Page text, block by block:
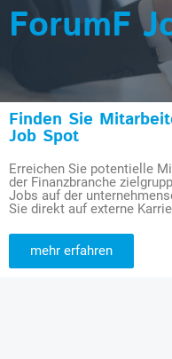
ForumF
Finden Sie
Job Spot
Erreichen Sie potentielle
der Finanzbranche
Jobs auf der
Sie direkt auf externe
mehr erfahren